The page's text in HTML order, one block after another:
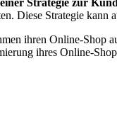
Diese Strategie
ihren Online-Shop
ihres Online-